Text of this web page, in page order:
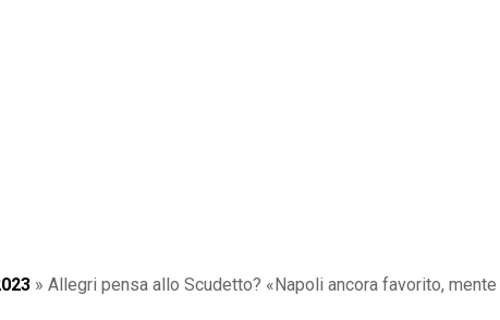
» Allegri pensa allo Scudetto? «Napoli ancora favorito,